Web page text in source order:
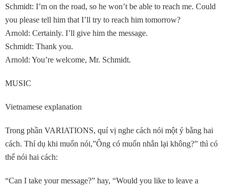
Schmidt: I’m on the road, so he won’t be able to reach me. Could
you please tell him that I’ll try to reach him tomorrow?
Arnold: Certainly. I’ll give him the message.
Schmidt: Thank you.
Arnold: You’re welcome, Mr. Schmidt.
MUSIC
Vietnamese explanation
Trong phần VARIATIONS, quí vị nghe cách nói một ý bằng hai
cách. Thí dụ khi muốn nói,”Ông có muốn nhắn lại không?” thì có
thể nói hai cách:
“Can I take your message?” hay, “Would you like to leave a